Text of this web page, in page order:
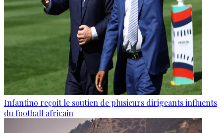
Infantino reçoit le soutien de plusieurs dirigeants influents
du football africain